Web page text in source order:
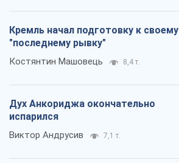
Кремль начал подготовку к своему
"последнему рывку"
Костянтин Машовець 8,4 т.
Дух Анкориджа окончательно
испарился
Виктор Андрусив 7,1 т.